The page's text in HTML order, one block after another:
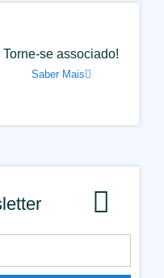
Torne-se associado!
Saber Mais